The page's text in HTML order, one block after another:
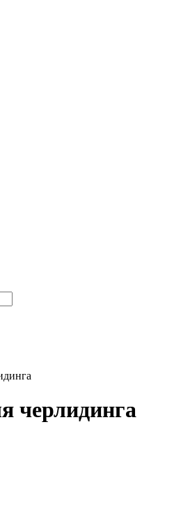
черлидинга